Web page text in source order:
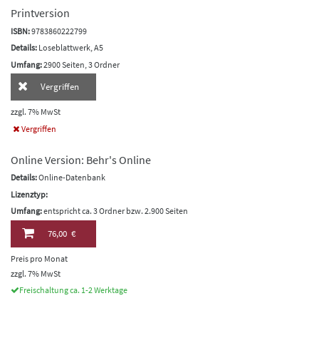
Printversion
ISBN:9783860222799
Details: Loseblattwerk, A5
Umfang:2900 Seiten, 3 Ordner
Vergriffen
zzgl. 7% MwSt
Vergriffen
Online Version: Behr's Online
Details:Online-Datenbank
Lizenztyp:
Umfang:entspricht ca. 3 Ordner bzw. 2.900 Seiten
76,00 €
Preis pro Monat
zzgl. 7% MwSt
Freischaltung ca. 1-2 Werktage